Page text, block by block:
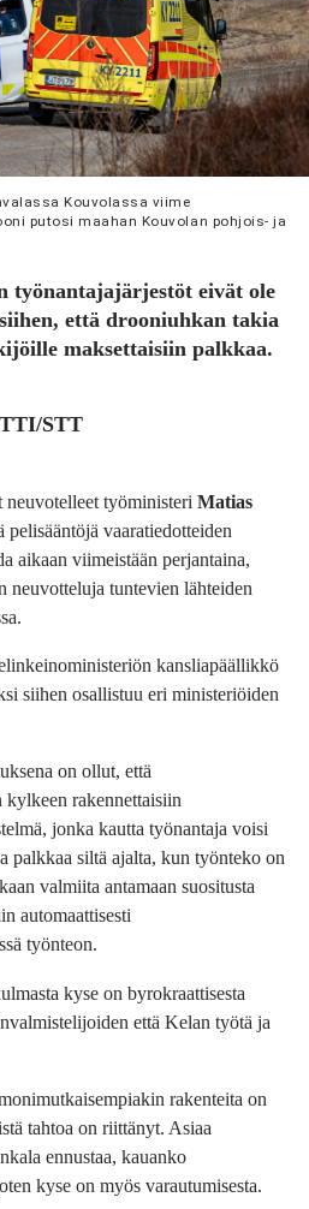
Kouvolassa viime
putosi maahan Kouvolan pohjois- ja
työnantajajärjestöt eivät ole
että drooniuhkan takia
maksettaisiin palkkaa.
STT
neuvotelleet työministeriMatias
vaaratiedotteiden
aikaan viimeistään perjantaina,
neuvotteluja tuntevien lähteiden
kansliapäällikkö
siihen osallistuu eri ministeriöiden
on ollut, että
kylkeen rakennettaisiin
jonka kautta työnantaja voisi
palkkaa siltä ajalta, kun työnteko on
valmiita antamaan suositusta
automaattisesti
työnteon.
kyse on byrokraattisesta
että Kelan työtä ja
rakenteita on
tahtoa on riittänyt. Asiaa
ennustaa, kauanko
kyse on myös varautumisesta.